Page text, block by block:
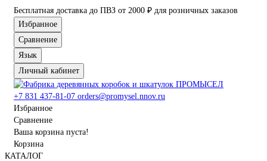
Бесплатная доставка до ПВЗ от 2000 ₽ для розничных заказов
Избранное
Сравнение
Язык
Личный кабинет
+7 831 437-81-07 orders@promysel.nnov.ru
Избранное
Сравнение
Ваша корзина пуста!
Корзина
КАТАЛОГ